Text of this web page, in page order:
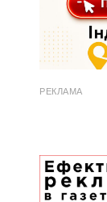
РЕКЛАМА